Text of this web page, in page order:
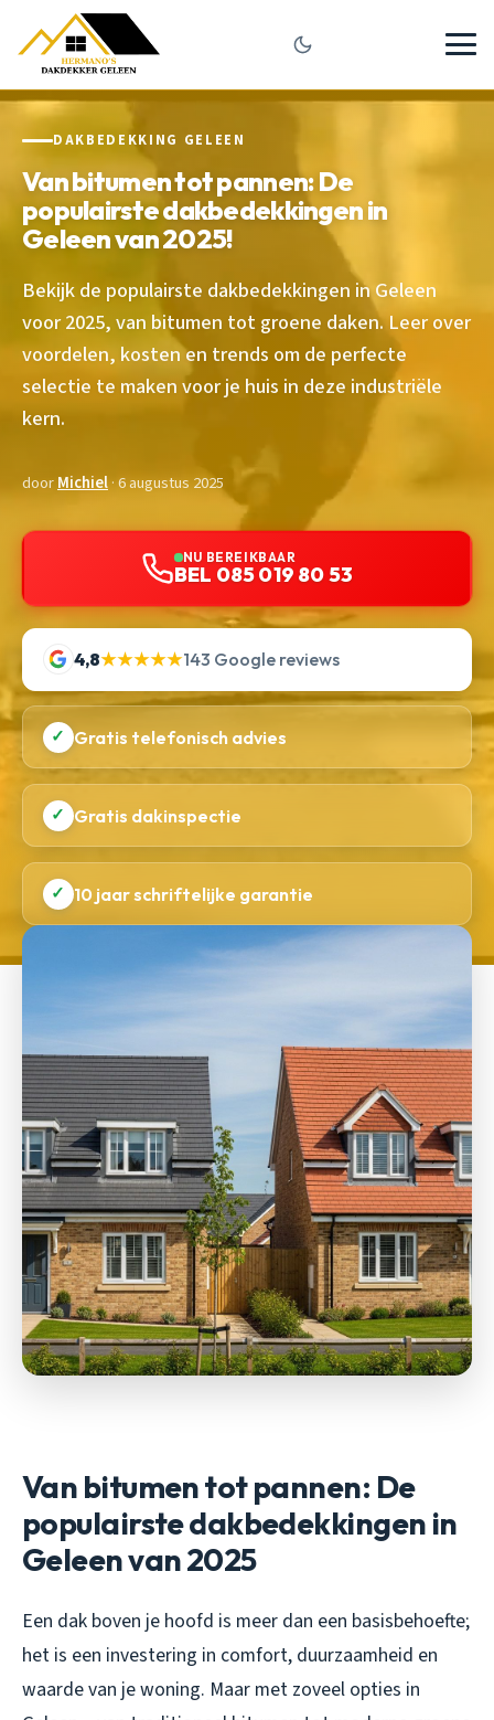
DAKBEDEKKING GELEEN
Van bitumen tot pannen: De
populairste dakbedekkingen in
Geleen van 2025!
Bekijk de populairste dakbedekkingen in Geleen
voor 2025, van bitumen tot groene daken. Leer over
voordelen, kosten en trends om de perfecte
selectie te maken voor je huis in deze industriële
kern.
doorMichiel· 6 augustus 2025
NU BEREIKBAAR
BEL 085 019 80 53
4,8★★★★★143 Google reviews
✓ Gratis telefonisch advies
✓ Gratis dakinspectie
✓ 10 jaar schriftelijke garantie
Van bitumen tot pannen: De
populairste dakbedekkingen in
Geleen van 2025
Een dak boven je hoofd is meer dan een basisbehoefte;
het is een investering in comfort, duurzaamheid en
waarde van je woning. Maar met zoveel opties in